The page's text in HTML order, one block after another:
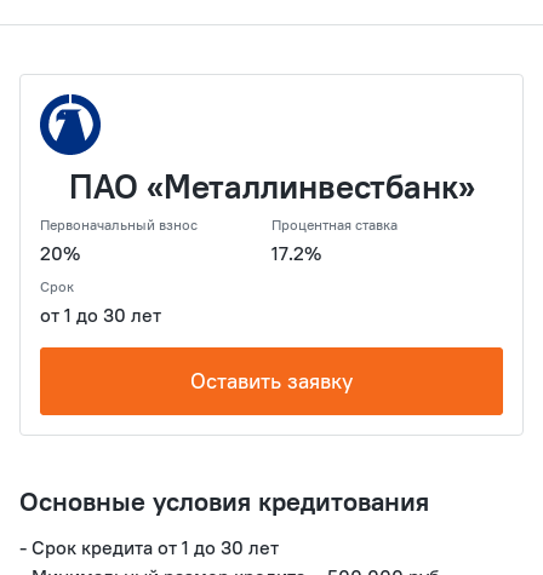
ПАО «Металлинвестбанк»
Первоначальный взнос
20%
Процентная ставка
17.2%
Срок
от 1 до 30 лет
Оставить заявку
Основные условия кредитования
- Срок кредита от 1 до 30 лет